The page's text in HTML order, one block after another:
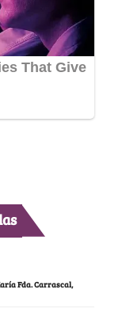
Fda. Carrascal,